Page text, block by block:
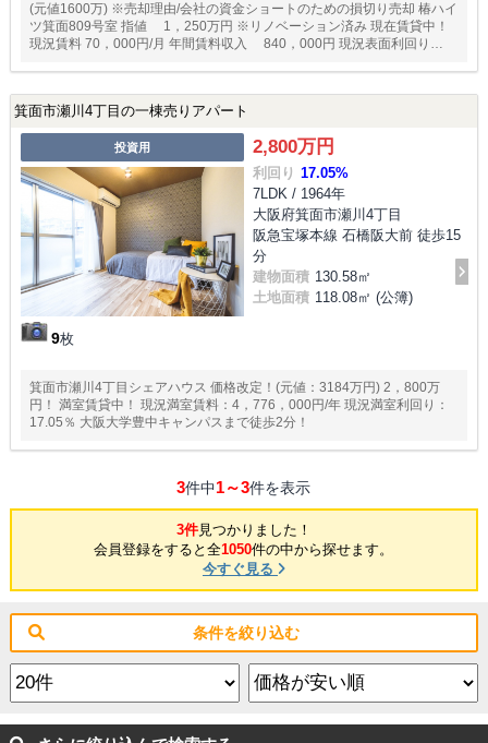
(元値1600万) ※売却理由/会社の資金ショートのための損切り売却 椿ハイ
ツ箕面809号室 指値 1，250万円 ※リノベーション済み 現在賃貸中！
現況賃料 70，000円/月 年間賃料収入 840，000円 現況表面利回り
ます。 弊社店子付け実績多数ありエリア！ ※出口は数年保有してインカ
ムを得た後同額の1，250万円での売却か、追加修繕を行い実需での売却
を見ております。 ※バルコニー面積不明
箕面市瀬川4丁目の一棟売りアパート
投資用
9枚
2,800万円
利回り 17.05%
7LDK / 1964年
大阪府箕面市瀬川4丁目
阪急宝塚本線 石橋阪大前 徒歩15
分
建物面積 130.58㎡
土地面積 118.08㎡ (公簿)
箕面市瀬川4丁目シェアハウス 価格改定！(元値：3184万円) 2，800万
円！ 満室賃貸中！ 現況満室賃料：4，776，000円/年 現況満室利回り：
17.05％ 大阪大学豊中キャンパスまで徒歩2分！
3件中1～3件を表示
3件見つかりました！
会員登録をすると全1050件の中から探せます。
今すぐ見る
条件を絞り込む